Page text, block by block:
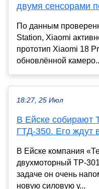
двумя сенсорами
По данным
Station, Xiaomi
прототип Xiaomi 18
обновлённой
18:27, 25 Июл
В Ейске собирают
ГТД-350. Его ждут
В Ейске компания
двухмоторный ТР-
задаче он очень
новую силовую у...